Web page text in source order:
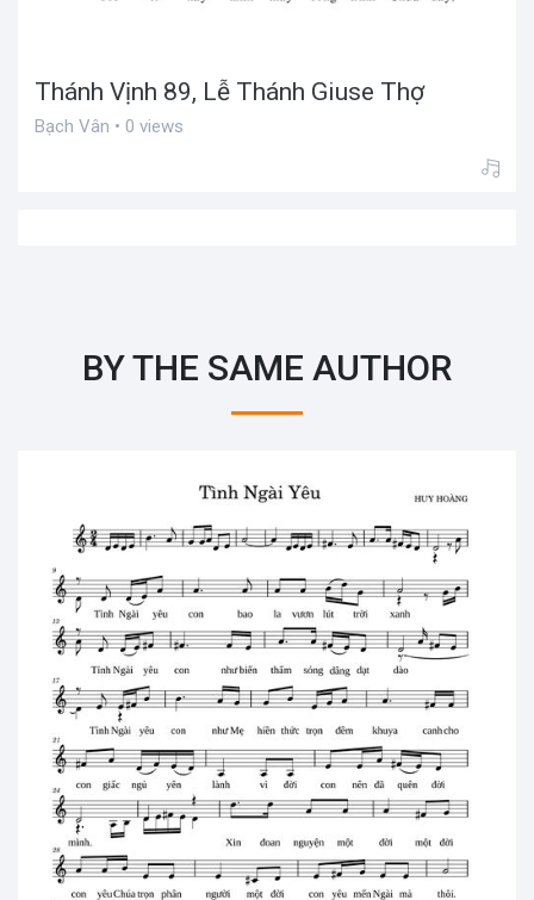
Thánh Vịnh 89, Lễ Thánh Giuse Thợ
Bạch Vân • 0 views
BY THE SAME AUTHOR